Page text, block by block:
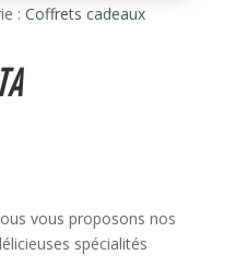
: Coffrets cadeaux
vous proposons nos
spécialités